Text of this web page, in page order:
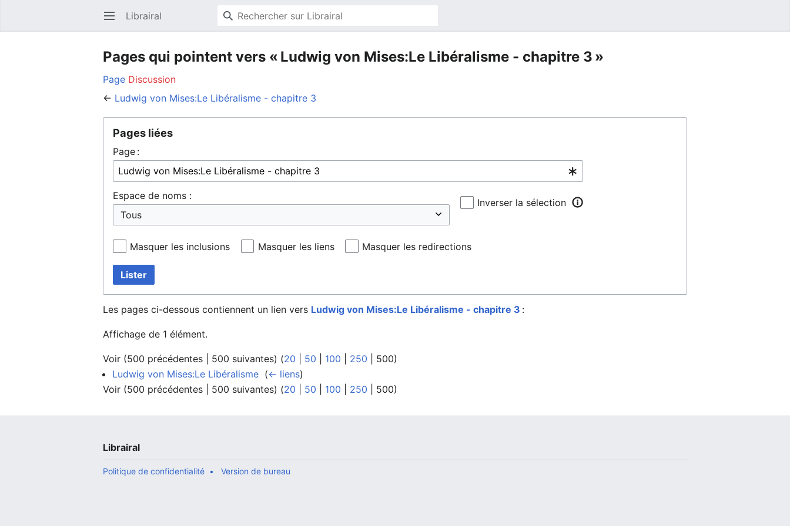
Ouvrir le menu principal Librairal
Pages qui pointent vers « Ludwig von Mises:Le Libéralisme - chapitre 3 »
Page Discussion
← Ludwig von Mises:Le Libéralisme - chapitre 3
Pages liées
Page :
Espace de noms :
Inverser la sélection
Masquer les inclusions Masquer les liens Masquer les redirections
Lister
Les pages ci-dessous contiennent un lien vers Ludwig von Mises:Le Libéralisme - chapitre 3 :
Affichage de 1 élément.
Voir (500 précédentes 500 suivantes) (20 50 100 250 500)
Ludwig von Mises:Le Libéralisme (← liens)
Voir (500 précédentes 500 suivantes) (20 50 100 250 500)
Librairal
Politique de confidentialité Version de bureau